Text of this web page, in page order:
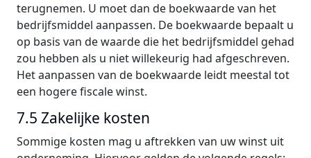
terugnemen. U moet dan de boekwaarde van het
bedrijfsmiddel aanpassen. De boekwaarde bepaalt u
op basis van de waarde die het bedrijfsmiddel gehad
zou hebben als u niet willekeurig had afgeschreven.
Het aanpassen van de boekwaarde leidt meestal tot
een hogere fiscale winst.
7.5 Zakelijke kosten
Sommige kosten mag u aftrekken van uw winst uit